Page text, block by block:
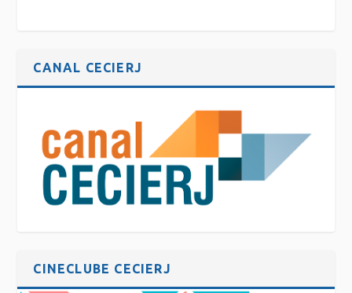
CANAL CECIERJ
CINECLUBE CECIERJ